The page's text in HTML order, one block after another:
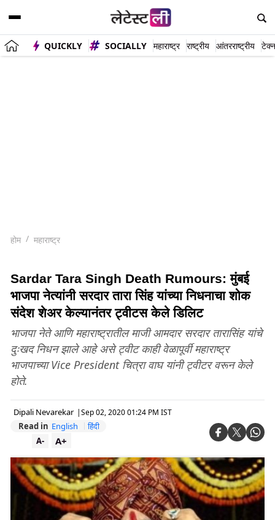
QUICKLY SOCIALLY महाराष्ट्र राष्ट्रीय आंतरराष्ट्रीय
होम महाराष्ट्र
Sardar Tara Singh Death Rumours: मुंबई
भाजपा नेत्यांनी सरदार तारा सिंह यांच्या निधनाचा शोक
संदेश शेअर केल्यानंतर ट्वीटस केले डिलिट
भाजपा नेते आणि महाराष्ट्रातील माजी आमदार सरदार तारासिंह यांचे
दुःखद निधन झाले आहे असे ट्वीट काही वेळापूर्वी महाराष्ट्र
भाजपाच्या Vice President चित्रा वाघ यांनी ट्वीटर वरून केले
होते.
Dipali Nevarekar |Sep 02, 2020 01:24 PM IST
Read in English हिंदी
A+
A-